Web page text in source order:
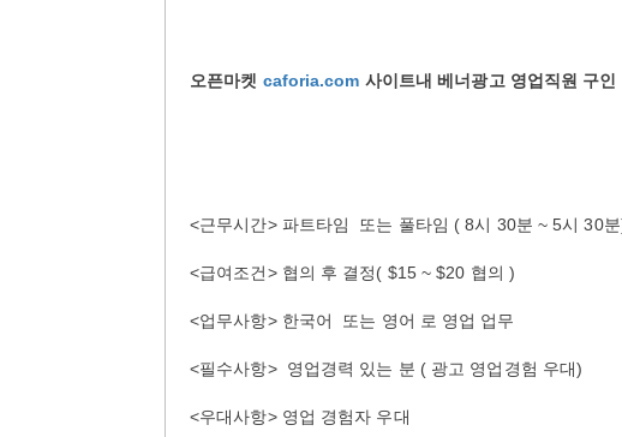
오픈마켓 caforia.com 사이트내 베너광고 영업직원 구인
<근무시간> 파트타임 또는 풀타임 ( 8시 30분 ~ 5시 30
<급여조건> 협의 후 결정( $15 ~ $20 협의 )
<업무사항> 한국어 또는 영어 로 영업 업무
<필수사항> 영업경력 있는 분 ( 광고 영업경험 우대)
<우대사항> 영업 경험자 우대